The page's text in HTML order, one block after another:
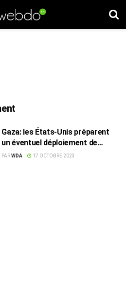
Gaza: les États-Unis préparent
un éventuel déploiement de
soldats
PARWDA 17 OCTOBRE 2023